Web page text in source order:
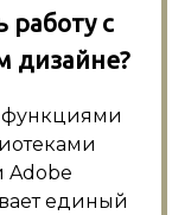
работу с
дизайне?
функциями
Adobe
единый